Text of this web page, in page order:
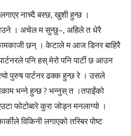
नाच्दै बस्छ, खुशी हुन्छ ।
। अचेल म सुन्छु–, अहिले त धेरै
छन् । केटाले म आज डिनर बाहिरै
पनि हस् मेरो पनि पार्टी छ आउन
पुरुष पार्टनर ढक्क हुन्छ रे । उसले
भन्ने हुन्छ ? भन्नुस् त ।तपाईंको
फोटोबारे कुरा जोड्न मनलाग्यो ।
विकिनी लगाएको तस्बिर पोष्ट